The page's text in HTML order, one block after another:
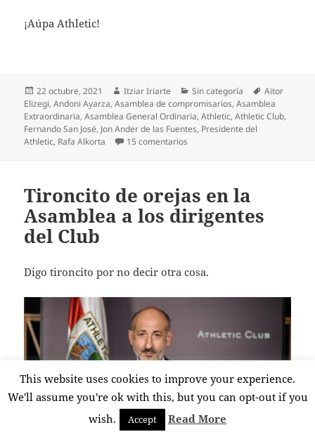
¡Aúpa Athletic!
Publicado
el
22 octubre, 2021 Autor
Itziar Iriarte Categorías
Sin categoría Etiquetas
Aitor
Elizegi,Andoni Ayarza,Asamblea de compromisarios,Asamblea
Extraordinaria,Asamblea General Ordinaria,Athletic,Athletic Club,
Fernando San José, Jon Ander de las Fuentes, Presidente del
Athletic, Rafa Alkorta 15 comentarios
Tironcito de orejas en la
Asamblea a los dirigentes
del Club
Digo tironcito por no decir otra cosa.
This website uses cookies to improve your experience.
We'll assume you're ok with this, but you can opt-out if you
wish.
Accept Read More